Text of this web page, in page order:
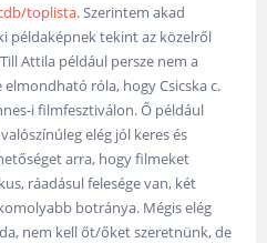
toplista. Szerintem akad
példaképnek tekint az közelről
Attila például persze nem a
róla, hogy Csicska c.
i filmfesztiválon. Ő például
elég jól keres és
arra, hogy filmeket
ráadásul felesége van, két
botránya. Mégis elég
nem kell őt/őket szeretnünk, de